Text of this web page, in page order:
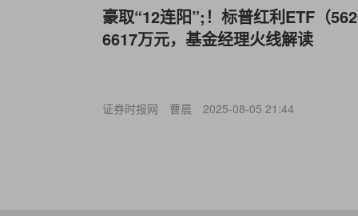
豪取“12连阳”;！标普红利ETF（
6617万元，基金经理火线解读
证券时报网 曹晨 2025-08-05 21:44